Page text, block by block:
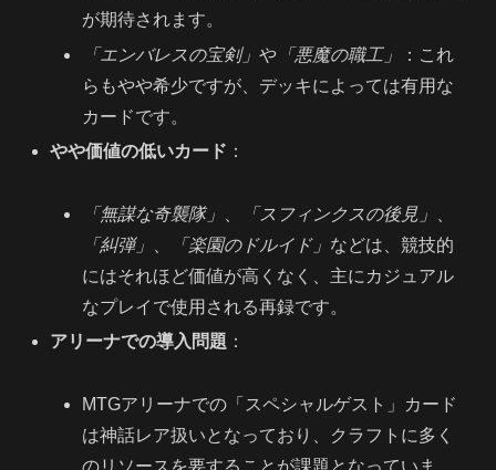
が期待されます。
「エンバレスの宝剣」や 「悪魔の職工」
：これ
らもやや希少ですが、デッキによっては有用な
カードです。
やや価値の低いカード ：
「無謀な奇襲隊」 「スフィンクスの後見」
「糾弾」
「楽園のドルイド」 などは、競技的
にはそれほど価値が高くなく、主にカジュアル
なプレイで使用される再録です。
アリーナでの導入問題 ：
MTGアリーナでの「スペシャルゲスト」カード
は神話レア扱いとなっており、クラフトに多く
のリソースを要することが課題となっていま